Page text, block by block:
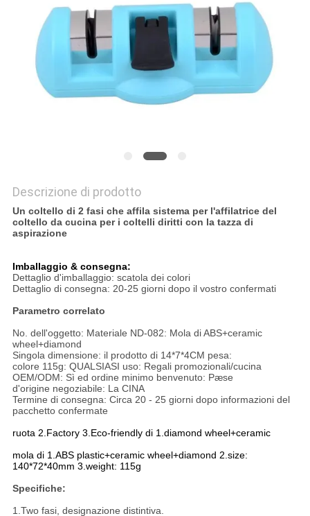
SITO
PRIVACY
POLICY
Descrizione di prodotto
Un coltello di 2 fasi che affila sistema per l'affilatrice del
coltello da cucina per i coltelli diritti con la tazza di
aspirazione
Imballaggio & consegna:
Dettaglio d'imballaggio: scatola dei colori
Dettaglio di consegna: 20-25 giorni dopo il vostro confermati
Parametro correlato
No. dell'oggetto: Materiale ND-082: Mola di ABS+ceramic
wheel+diamond
Singola dimensione: il prodotto di 14*7*4CM pesa:
colore 115g: QUALSIASI uso: Regali promozionali/cucina
OEM/ODM: Sì ed ordine minimo benvenuto: Pæse
d'origine negoziabile: La CINA
Termine di consegna: Circa 20 - 25 giorni dopo informazioni del
pacchetto confermate
ruota 2.Factory 3.Eco-friendly di 1.diamond wheel+ceramic
mola di 1.ABS plastic+ceramic wheel+diamond 2.size:
140*72*40mm 3.weight: 115g
Specifiche:
1.Two fasi, designazione distintiva.